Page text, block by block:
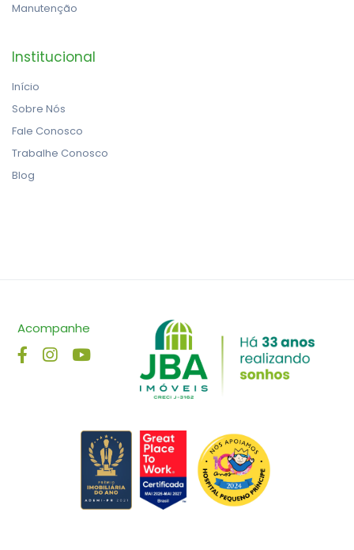
Manutenção
Institucional
Início
Sobre Nós
Fale Conosco
Trabalhe Conosco
Blog
Acompanhe